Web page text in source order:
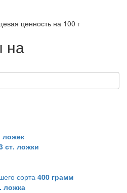
ценность на 100 г
на
ложек
ст. ложки
сорта 400 грамм
ложка